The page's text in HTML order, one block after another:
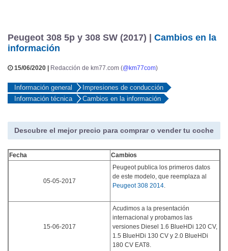
Peugeot 308 5p y 308 SW (2017) | Cambios en la
información
15/06/2020 | Redacción de km77.com (@km77com)
Información general
Impresiones de conducción
Información técnica
Cambios en la información
Descubre el mejor precio para comprar o vender tu coche
Fecha Cambios
05-05-2017
Peugeot publica los primeros datos
de este modelo, que reemplaza al
Peugeot 308 2014
15-06-2017
Acudimos a la presentación
internacional y probamos las
versiones Diesel 1.6 BlueHDi 120 CV,
1.5 BlueHDi 130 CV y 2.0 BlueHDi
180 CV EAT8.